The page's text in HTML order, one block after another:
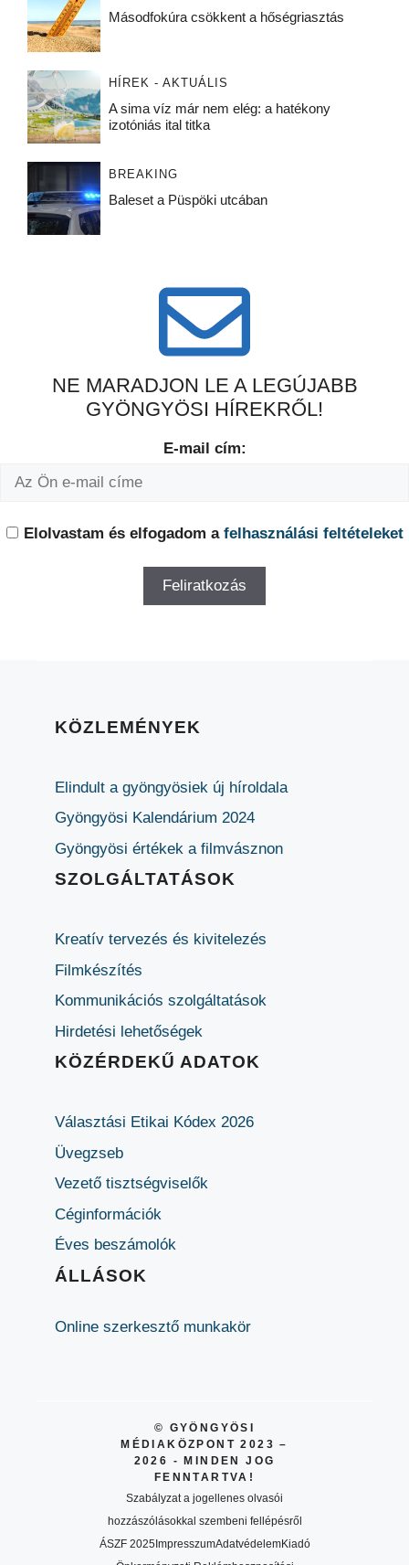
Másodfokúra csökkent a hőségriasztás
HÍREK - AKTUÁLIS
A sima víz már nem elég: a hatékony
izotóniás ital titka
BREAKING
Baleset a Püspöki utcában
NE MARADJON LE A LEGÚJABB
GYÖNGYÖSI HÍREKRŐL!
E-mail cím:
Elolvastam és elfogadom a felhasználási feltételeket
KÖZLEMÉNYEK
Elindult a gyöngyösiek új híroldala
Gyöngyösi Kalendárium 2024
Gyöngyösi értékek a filmvásznon
SZOLGÁLTATÁSOK
Kreatív tervezés és kivitelezés
Filmkészítés
Kommunikációs szolgáltatások
Hirdetési lehetőségek
KÖZÉRDEKŰ ADATOK
Választási Etikai Kódex 2026
Üvegzseb
Vezető tisztségviselők
Céginformációk
Éves beszámolók
ÁLLÁSOK
Online szerkesztő munkakör
© GYÖNGYÖSI
MÉDIAKÖZPONT 2023 –
2026 - MINDEN JOG
FENNTARTVA!
Szabályzat a jogellenes olvasói
hozzászólásokkal szembeni fellépésről
ÁSZF 2025ImpresszumAdatvédelemKiadó